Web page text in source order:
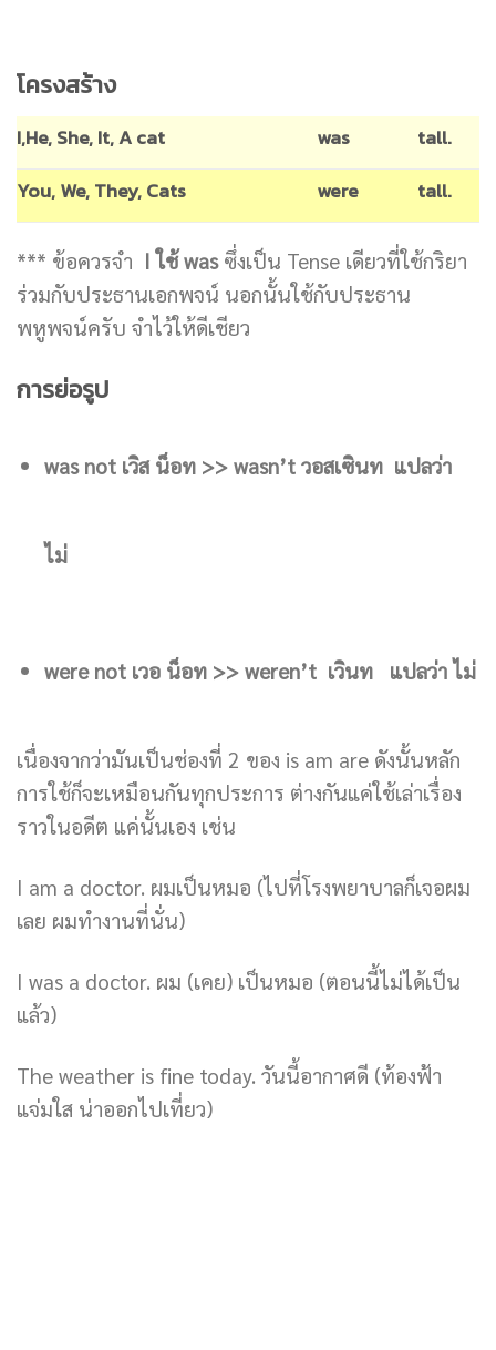
โครงสร้าง
I,He, She, It, A cat was
tall.
You, We, They, Cats
were tall.
*** ข้อควรจำ I ใช้ wasซึ่งเป็น Tense เดียวที่ใช้กริยา
ร่วมกับประธานเอกพจน์ นอกนั้นใช้กับประธาน
พหูพจน์ครับ จำไว้ให้ดีเชียว
การย่อรูป
was not เวิส น็อท >> wasn’t วอสเซินท แปลว่า
ไม่
were not เวอ น็อท >> weren’t เวินท แปลว่า ไม่
เนื่องจากว่ามันเป็นช่องที่ 2 ของ is am are ดังนั้นหลัก
การใช้ก็จะเหมือนกันทุกประการ ต่างกันแค่ใช้เล่าเรื่อง
ราวในอดีต แค่นั้นเอง เช่น
I am a doctor. ผมเป็นหมอ (ไปที่โรงพยาบาลก็เจอผม
เลย ผมทำงานที่นั่น)
I was a doctor. ผม (เคย) เป็นหมอ (ตอนนี้ไม่ได้เป็น
แล้ว)
The weather is fine today. วันนี้อากาศดี (ท้องฟ้า
แจ่มใส น่าออกไปเที่ยว)